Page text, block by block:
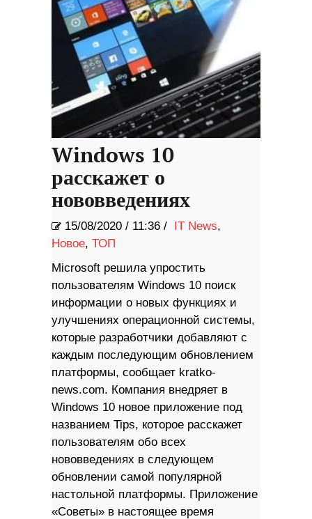
Windows 10
расскажет о
нововведениях
15/08/2020 / 11:36 / IT News,
Новое, ТОП
Microsoft решила упростить
пользователям Windows 10 поиск
информации о новых функциях и
улучшениях операционной системы,
которые разработчики добавляют с
каждым последующим обновлением
платформы, сообщает kratko-
news.com. Компания внедряет в
Windows 10 новое приложение под
названием Tips, которое расскажет
пользователям обо всех
нововведениях в следующем
обновлении самой популярной
настольной платформы. Приложение
«Советы» в настоящее время